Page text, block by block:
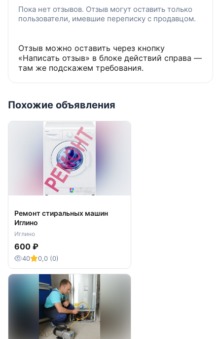
Пока нет отзывов. Отзыв могут оставить только
пользователи, имевшие переписку с продавцом.
Отзыв можно оставить через кнопку
«Написать отзыв» в блоке действий справа —
там же подскажем требования.
Похожие объявления
Ремонт стиральных машин
Иглино
Иглино
600 ₽
40 0,0 (0)